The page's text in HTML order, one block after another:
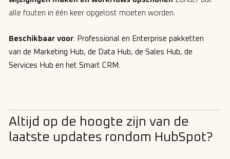
alle fouten in één keer opgelost moeten worden.
Beschikbaar voor: Professional en Enterprise pakketten
van de Marketing Hub, de Data Hub, de Sales Hub, de
Services Hub en het Smart CRM.
Altijd op de hoogte zijn van de
laatste updates rondom HubSpot?